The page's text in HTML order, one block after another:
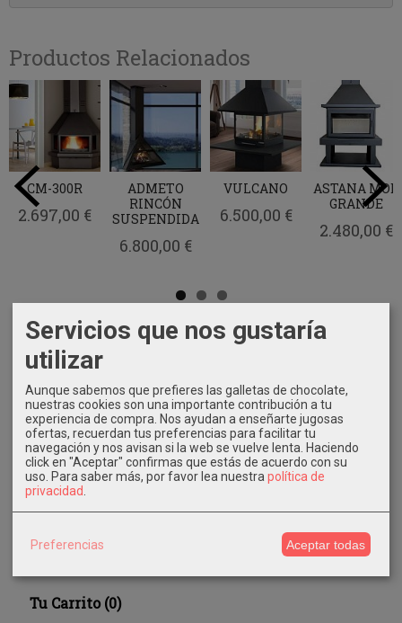
Marcas
Consultar Destinos
Tu Carrito (0)
Productos Relacionados
CM-300R
2.697,00 €
ADMETO
RINCÓN
SUSPENDIDA
6.800,00 €
VULCANO
6.500,00 €
ASTANA MOD
GRANDE
2.480,00 €
Servicios que nos gustaría
utilizar
Aunque sabemos que prefieres las galletas de chocolate,
nuestras cookies son una importante contribución a tu
experiencia de compra. Nos ayudan a enseñarte jugosas
ofertas, recuerdan tus preferencias para facilitar tu
navegación y nos avisan si la web se vuelve lenta. Haciendo
click en "Aceptar" confirmas que estás de acuerdo con su
uso. Para saber más, por favor lea nuestra política de
privacidad
Preferencias Aceptar todas